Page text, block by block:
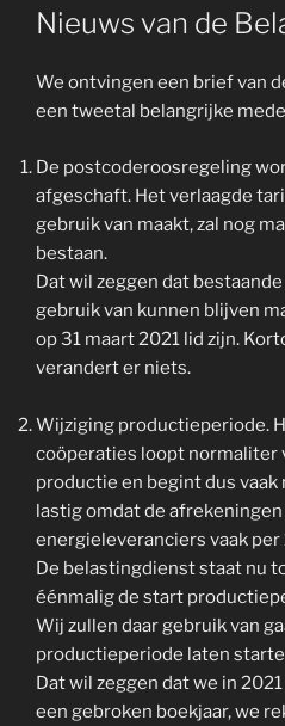
OP
Nieuws van de
We ontvingen een brief van
een tweetal belangrijke
De postcoderoosregeling
afgeschaft. Het verlaagde
gebruik van maakt, zal nog
bestaan.
Dat wil zeggen dat
gebruik van kunnen blijven
op 31 maart 2021 lid zijn.
verandert er niets.
Wijziging productieperiode.
coöperaties loopt normaliter
productie en begint dus vaak
lastig omdat de afrekeningen
energieleveranciers vaak per
De belastingdienst staat nu
éénmalig de start
Wij zullen daar gebruik van
productieperiode laten
Dat wil zeggen dat we in
een gebroken boekjaar, we